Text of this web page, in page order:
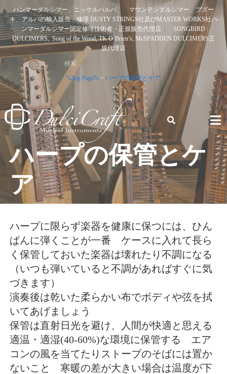
to
content
ハンマーダルシマー、ニッケルハルパ、 マウンテンダルシマー、ブズー
キ、アルパの輸入販売・修理 DUSTY STRINGS社及びMASTER WORKS社ハ
ンマーダルシマー認定修理技術者・正規販売代理店 SONGBIRD
DULCIMERS, Song of the Wood, TK O’Brien’s, McSPADDEN DULCIMERS正
規代理店
索:
%Top Page% >ハープの保管とケア
ハンマーダルシマー、ニッケルハルパ、 マウンテンダルシ
マー、ブズーキ、アルパの輸入販売・修理 DUSTY STRINGS
社及びMASTER WORKS社ハンマーダルシマー認定修理技術
者・正規販売代理店 SONGBIRD DULCIMERS, SONG OF
THE WOOD, TK O’BRIEN’S, MCSPADDEN DULCIMERS正規
代理店
ハープの保管とケ
ア
ハープに限らず楽器を健康に保つには、ひん
ぱんに弾くことが一番 ケースに入れて長ら
く保管しておいた楽器は壊れたり不調になる
（いつも弾いていると不調があればすぐに気
づきます）
演奏後は乾いた柔らかい布でボディや弦を拭
いてあげましょう
保管は直射日光を避け、人間が快適と思える
適温・適湿(40-60%)な環境に保管する エア
コンの風を当てたりストーブのそばには置か
ないこと 寒暖の差が大きい場合は温度が下